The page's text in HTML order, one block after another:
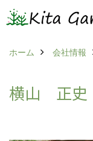
ホーム 会社情報
横山 正史